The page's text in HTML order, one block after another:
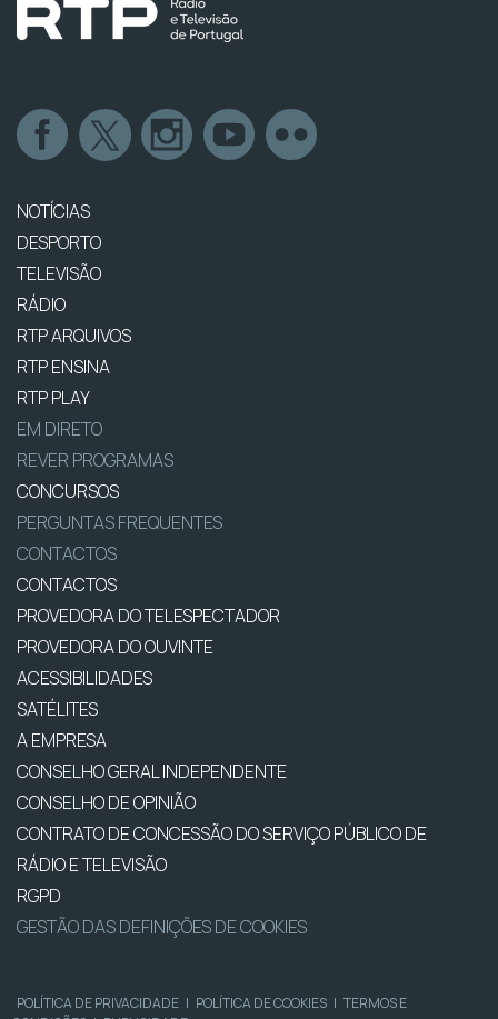
NOTÍCIAS
DESPORTO
TELEVISÃO
RÁDIO
RTP ARQUIVOS
RTP ENSINA
RTP PLAY
EM DIRETO
REVER PROGRAMAS
CONCURSOS
PERGUNTAS FREQUENTES
CONTACTOS
CONTACTOS
PROVEDORA DO TELESPECTADOR
PROVEDORA DO OUVINTE
ACESSIBILIDADES
SATÉLITES
A EMPRESA
CONSELHO GERAL INDEPENDENTE
CONSELHO DE OPINIÃO
CONTRATO DE CONCESSÃO DO SERVIÇO PÚBLICO DE
RÁDIO E TELEVISÃO
RGPD
GESTÃO DAS DEFINIÇÕES DE COOKIES
POLÍTICA DE PRIVACIDADE | POLÍTICA DE COOKIES | TERMOS E